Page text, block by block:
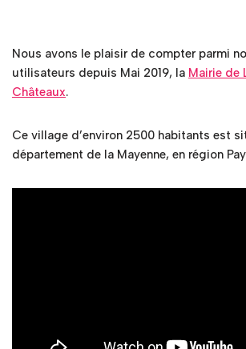
Nous avons le plaisir de compter parmi
utilisateurs depuis Mai 2019, la Mairie de
Châteaux.
Ce village d’environ 2500 habitants est
département de la Mayenne, en région